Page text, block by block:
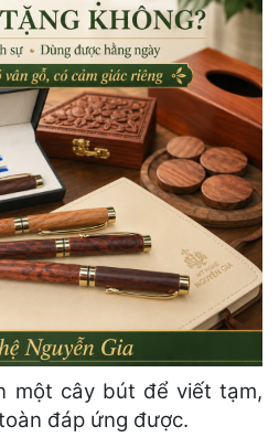
một cây bút để viết tạm,
đáp ứng được.